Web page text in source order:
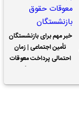
خبر مهم برای بازنشستگان
تأمین اجتماعی | زمان
احتمالی پرداخت معوقات